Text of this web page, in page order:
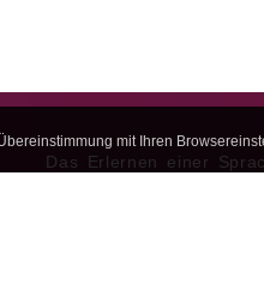
Das Erlernen einer
mit Ihren